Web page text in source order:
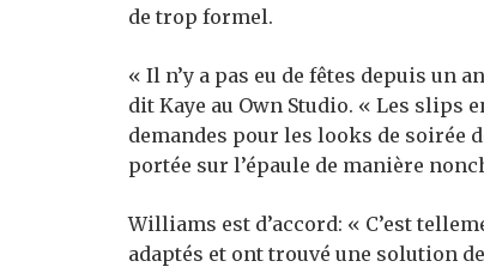
de trop formel.
« Il n’y a pas eu de fêtes depuis un
dit Kaye au Own Studio. « Les
demandes pour les looks de soirée
portée sur l’épaule de manière
Williams est d’accord: « C’est
adaptés et ont trouvé une solution